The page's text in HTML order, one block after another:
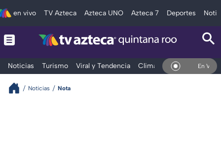
en vivo TV Azteca Azteca UNO Azteca 7 Deportes
Noticias Turismo Viral y Tendencia Clima Tráfico En Vivo
Noticias Nota